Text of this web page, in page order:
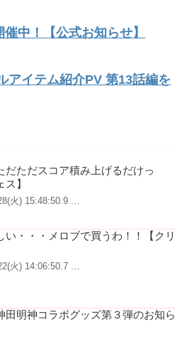
中！【公式お知らせ】
アイテム紹介PV 第13話編を
だただスコア積み上げるだけっ
】
火) 15:48:50.9 …
い・・・メロブで買うわ！！【クリ
火) 14:06:50.7 …
田明神コラボグッズ第３弾のお知ら